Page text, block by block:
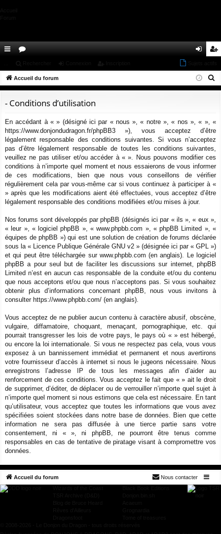
co
s
u
s
ne cri
Accueil du forum
e
r
e
r
- Conditions d’utilisation
En accédant à « » (désigné ici par « nous », « notre », « nos », « », «
https://www.donjondudragon.fr/phpBB3 »), vous acceptez d’être
légalement responsable des conditions suivantes. Si vous n’acceptez
pas d’être légalement responsable de toutes les conditions suivantes,
veuillez ne pas utiliser et/ou accéder à « ». Nous pouvons modifier ces
conditions à n’importe quel moment et nous essaierons de vous informer
de ces modifications, bien que nous vous conseillons de vérifier
régulièrement cela par vous-même car si vous continuez à participer à «
» après que les modifications aient été effectuées, vous acceptez d’être
légalement responsable des conditions modifiées et/ou mises à jour.
Nos forums sont développés par phpBB (désignés ici par « ils », « eux »,
« leur », « logiciel phpBB », « www.phpbb.com », « phpBB Limited », «
équipes de phpBB ») qui est une solution de création de forums déclarée
sous la « Licence Publique Générale GNU v2 » (désignée ici par « GPL »)
et qui peut être téléchargée sur www.phpbb.com (en anglais). Le logiciel
phpBB a pour seul but de faciliter les discussions sur internet, phpBB
Limited n’est en aucun cas responsable de la conduite et/ou du contenu
que nous acceptons et/ou que nous n’acceptons pas. Si vous souhaitez
obtenir plus d’informations concernant phpBB, nous vous invitons à
consulter https://www.phpbb.com/ (en anglais).
Vous acceptez de ne publier aucun contenu à caractère abusif, obscène,
vulgaire, diffamatoire, choquant, menaçant, pornographique, etc. qui
pourrait transgresser les lois de votre pays, le pays où « » est hébergé,
ou encore la loi internationale. Si vous ne respectez pas cela, vous vous
exposez à un bannissement immédiat et permanent et nous avertirons
votre fournisseur d’accès à internet si nous le jugeons nécessaire. Nous
enregistrons l’adresse IP de tous les messages afin d’aider au
renforcement de ces conditions. Vous acceptez le fait que « » ait le droit
de supprimer, d’éditer, de déplacer ou de verrouiller n’importe quel sujet à
n’importe quel moment si nous estimons que cela est nécessaire. En tant
qu’utilisateur, vous acceptez que toutes les informations que vous avez
spécifiées soient stockées dans notre base de données. Bien que cette
information ne sera pas diffusée à une tierce partie sans votre
consentement, ni « », ni phpBB, ne pourront être tenus comme
responsables en cas de tentative de piratage visant à compromettre vos
données.
Accueil du forum
Nous contacter